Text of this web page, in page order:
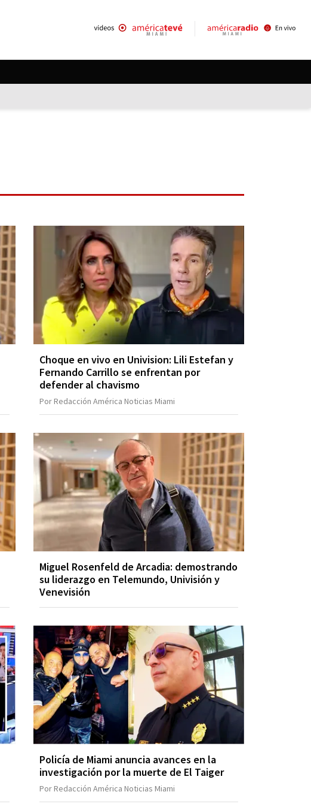
Choque en vivo en Univision: Lili Estefan y
Fernando Carrillo se enfrentan por
defender al chavismo
Por Redacción América Noticias Miami
Miguel Rosenfeld de Arcadia: demostrando
su liderazgo en Telemundo, Univisión y
Venevisión
Policía de Miami anuncia avances en la
investigación por la muerte de El Taiger
Por Redacción América Noticias Miami